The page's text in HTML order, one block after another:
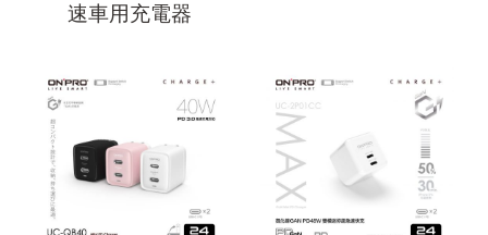
速車用充電器